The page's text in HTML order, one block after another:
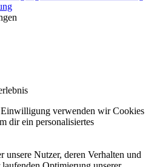
verwenden wir Cookies
dir ein personalisiertes
unsere Nutzer, deren Verhalten und